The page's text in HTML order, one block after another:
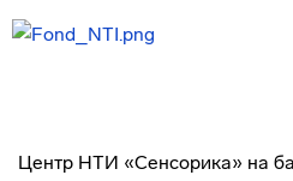
Центр НТИ «Сенсорика» на